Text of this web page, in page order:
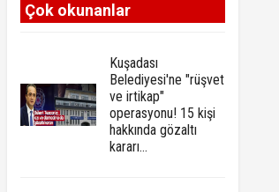
Çok okunanlar
Kuşadası
Belediyesi'ne "rüşvet
ve irtikap"
operasyonu! 15 kişi
hakkında gözaltı
kararı...